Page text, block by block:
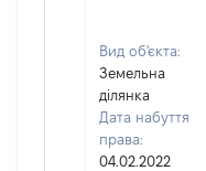
Вид об'єкта:
Земельна
ділянка
Дата набуття
права:
04.02.2022